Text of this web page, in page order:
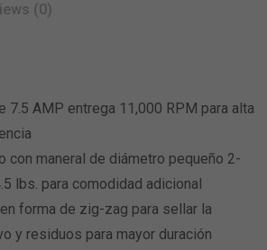
(0)
7.5 AMP entrega 11,000 RPM para alta
con maneral de diámetro pequeño 2-
lbs. para comodidad adicional
forma de zig-zag para sellar la
y residuos para mayor duración